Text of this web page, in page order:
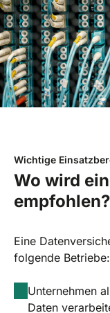
Wichtige
Wo wird
empfohlen?
Eine
folgende Betriebe:
Unternehmen
Daten